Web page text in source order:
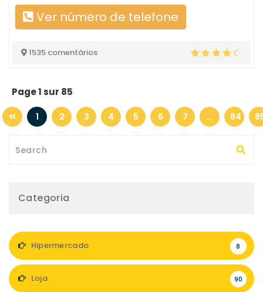
Ver número de telefone
1535 comentários
Page 1 sur 85
1 2 3 4 5 6 7 ... 84
Categoria
Hipermercado 8
Loja 90